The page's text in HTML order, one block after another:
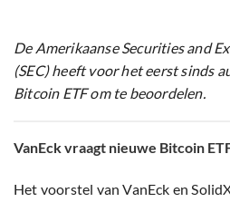
De Amerikaanse Securities and
(SEC) heeft voor het eerst sinds
Bitcoin ETF om te beoordelen.
VanEck vraagt nieuwe Bitcoin
Het voorstel van VanEck en